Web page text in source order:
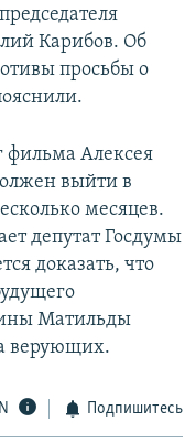
Карибов. Об
просьбы о
фильма Алексея
выйти в
месяцев.
депутат Госдумы
доказать, что
Матильды
верующих.
Подпишитесь